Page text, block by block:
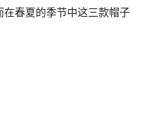
春夏的季节中这三款帽子